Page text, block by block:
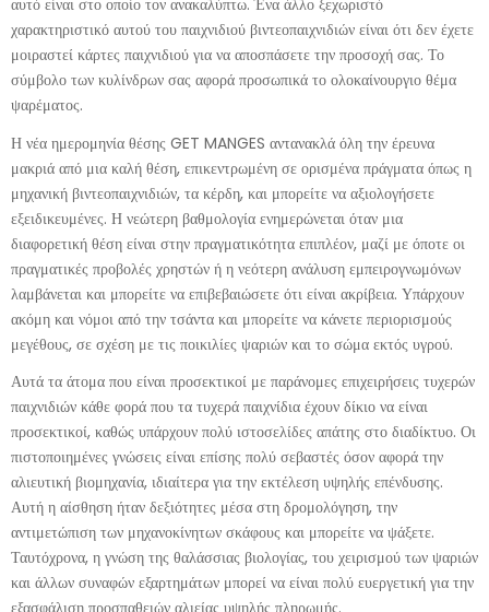
αυτό είναι στο οποίο τον ανακαλύπτω. Ένα άλλο ξεχωριστό
χαρακτηριστικό αυτού του παιχνιδιού βιντεοπαιχνιδιών είναι ότι δεν έχετε
μοιραστεί κάρτες παιχνιδιού για να αποσπάσετε την προσοχή σας. Το
σύμβολο των κυλίνδρων σας αφορά προσωπικά το ολοκαίνουργιο θέμα
ψαρέματος.
Η νέα ημερομηνία θέσης GET MANGES αντανακλά όλη την έρευνα
μακριά από μια καλή θέση, επικεντρωμένη σε ορισμένα πράγματα όπως η
μηχανική βιντεοπαιχνιδιών, τα κέρδη, και μπορείτε να αξιολογήσετε
εξειδικευμένες. Η νεώτερη βαθμολογία ενημερώνεται όταν μια
διαφορετική θέση είναι στην πραγματικότητα επιπλέον, μαζί με όποτε οι
πραγματικές προβολές χρηστών ή η νεότερη ανάλυση εμπειρογνωμόνων
λαμβάνεται και μπορείτε να επιβεβαιώσετε ότι είναι ακρίβεια. Υπάρχουν
ακόμη και νόμοι από την τσάντα και μπορείτε να κάνετε περιορισμούς
μεγέθους, σε σχέση με τις ποικιλίες ψαριών και το σώμα εκτός υγρού.
Αυτά τα άτομα που είναι προσεκτικοί με παράνομες επιχειρήσεις τυχερών
παιχνιδιών κάθε φορά που τα τυχερά παιχνίδια έχουν δίκιο να είναι
προσεκτικοί, καθώς υπάρχουν πολύ ιστοσελίδες απάτης στο διαδίκτυο. Οι
πιστοποιημένες γνώσεις είναι επίσης πολύ σεβαστές όσον αφορά την
αλιευτική βιομηχανία, ιδιαίτερα για την εκτέλεση υψηλής επένδυσης.
Αυτή η αίσθηση ήταν δεξιότητες μέσα στη δρομολόγηση, την
αντιμετώπιση των μηχανοκίνητων σκάφους και μπορείτε να ψάξετε.
Ταυτόχρονα, η γνώση της θαλάσσιας βιολογίας, του χειρισμού των ψαριών
και άλλων συναφών εξαρτημάτων μπορεί να είναι πολύ ευεργετική για την
εξασφάλιση προσπαθειών αλιείας υψηλής πληρωμής.